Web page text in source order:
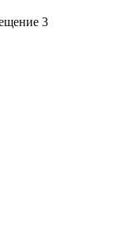
3